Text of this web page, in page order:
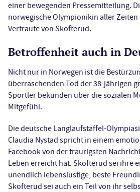
einer bewegenden Pressemitteilung.
norwegische Olympionikin aller Zeiten
Vertraute von Skofterud.
Betroffenheit auch in
Nicht nur in Norwegen ist die
überraschenden Tod der 38-jährigen
Sportler bekunden über die sozialen
Mitgefühl.
Die deutsche Langlaufstaffel-
Claudia Nystad spricht in einem
Facebook von der traurigsten
Leben erreicht hat. Skofterud sei ihre
unendlich lebenslustige, beste
Skofterud sei auch ein Teil von ihr